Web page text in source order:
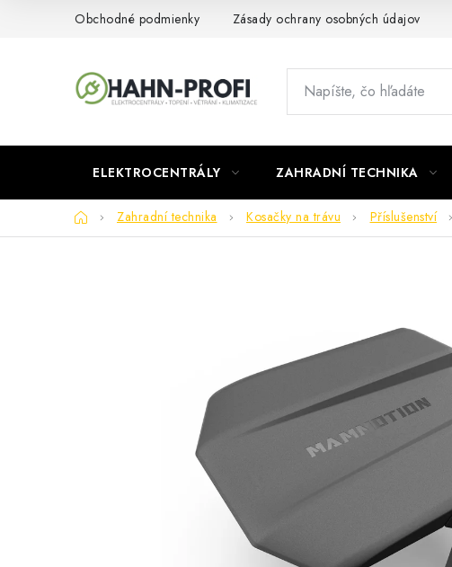
Obchodné podmienky Zásady ochrany osobných údajov
ELEKTROCENTRÁLY ZAHRADNÍ TECHNIKA
DomovZahradní technika Kosačky na trávu Příslušenství